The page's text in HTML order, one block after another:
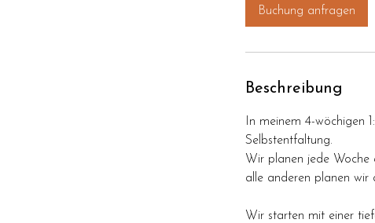
Buchung anfragen
Beschreibung
In meinem 4-wöchigen
Selbstentfaltung.
Wir planen jede Woche
alle anderen planen wir
Wir starten mit einer